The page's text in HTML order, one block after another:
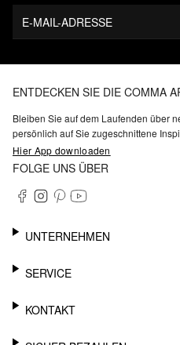
E-MAIL-ADRESSE
ENTDECKEN SIE DIE COMMA
Bleiben Sie auf dem Laufenden über
persönlich auf Sie zugeschnittene
Hier App downloaden
FOLGE UNS ÜBER
UNTERNEHMEN
KARRIERE
BARRIEREFREIHEIT
SERVICE
WHATSAPP
MEIN KONTO
KONTAKT